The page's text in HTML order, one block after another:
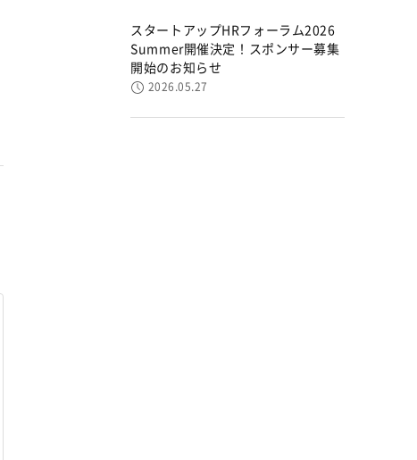
スタートアップHRフォーラム2026
Summer開催決定！スポンサー募集
開始のお知らせ
2026.05.27